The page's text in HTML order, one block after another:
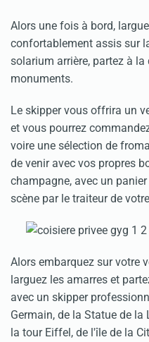
Alors une fois à bord,
confortablement assis sur
solarium arrière, partez à la
monuments.
Le skipper vous offrira un
et vous pourrez
voire une sélection de
de venir avec vos propres
champagne, avec un
scène par le traiteur de
Alors embarquez sur votre
larguez les amarres et
avec un skipper
Germain, de la Statue de la
la tour Eiffel, de l'île de la